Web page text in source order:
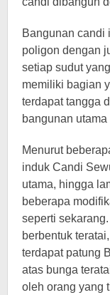
Bangunan candi
poligon dengan
setiap sudut
memiliki bagian
terdapat tangga
bangunan
Menurut
induk Candi
utama, hingga
beberapa
seperti
berbentuk
terdapat patung
atas bunga
oleh orang yang